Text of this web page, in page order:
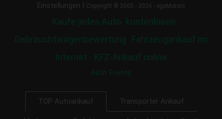
Einstellungen | Copyright © 2005 - 2026 - egeMotors
Kaufe jedes Auto kostenlosen
Gebrauchtwagenbewertung Fahrzeugankauf im
Internet - KFZ-Ankauf online
Auto Events
TOP Autoankauf Transporter Ankauf